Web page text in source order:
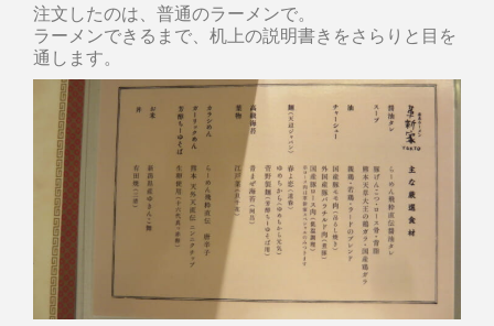
注文したのは、普通のラーメンで。
ラーメンできるまで、机上の説明書きをさらりと目を
通します。